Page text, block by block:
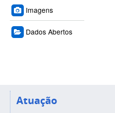
Imagens
Dados Abertos
Atuação